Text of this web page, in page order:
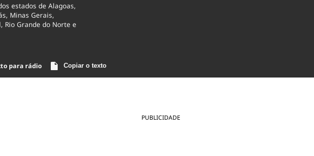
estados de Alagoas,
Minas Gerais,
Rio Grande do Norte e
para rádio Copiar o texto
PUBLICIDADE